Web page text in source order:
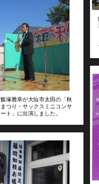
飯塚雅幸が大仙市太田の「秋
まつり・サックスミニコンサ
ート」に出演しました。